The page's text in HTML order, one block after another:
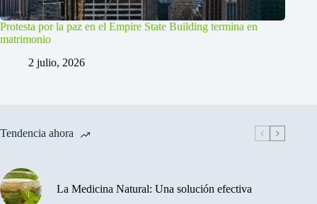
Protesta por la paz en el Empire State Building termina en
matrimonio
2 julio, 2026
Tendencia ahora
La Medicina Natural: Una solución efectiva